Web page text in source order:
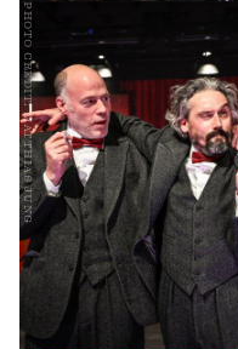
photo credit: matthias jung